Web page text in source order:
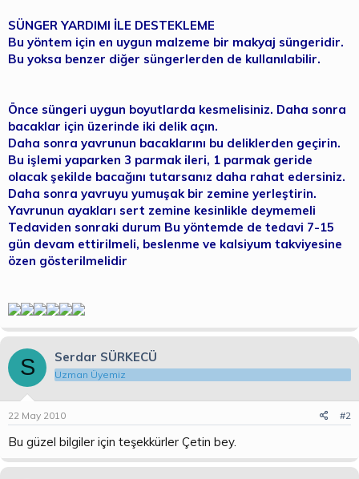
SÜNGER YARDIMI İLE DESTEKLEME
Bu yöntem için en uygun malzeme bir makyaj süngeridir.
Bu yoksa benzer diğer süngerlerden de kullanılabilir.
Önce süngeri uygun boyutlarda kesmelisiniz. Daha sonra
bacaklar için üzerinde iki delik açın.
Daha sonra yavrunun bacaklarını bu deliklerden geçirin.
Bu işlemi yaparken 3 parmak ileri, 1 parmak geride
olacak şekilde bacağını tutarsanız daha rahat edersiniz.
Daha sonra yavruyu yumuşak bir zemine yerleştirin.
Yavrunun ayakları sert zemine kesinlikle deymemeli
Tedaviden sonraki durum Bu yöntemde de tedavi 7-15
gün devam ettirilmeli, beslenme ve kalsiyum takviyesine
özen gösterilmelidir
S Serdar SÜRKECÜ
Uzman Üyemiz
22 May 2010 #2
Bu güzel bilgiler için teşekkürler Çetin bey.